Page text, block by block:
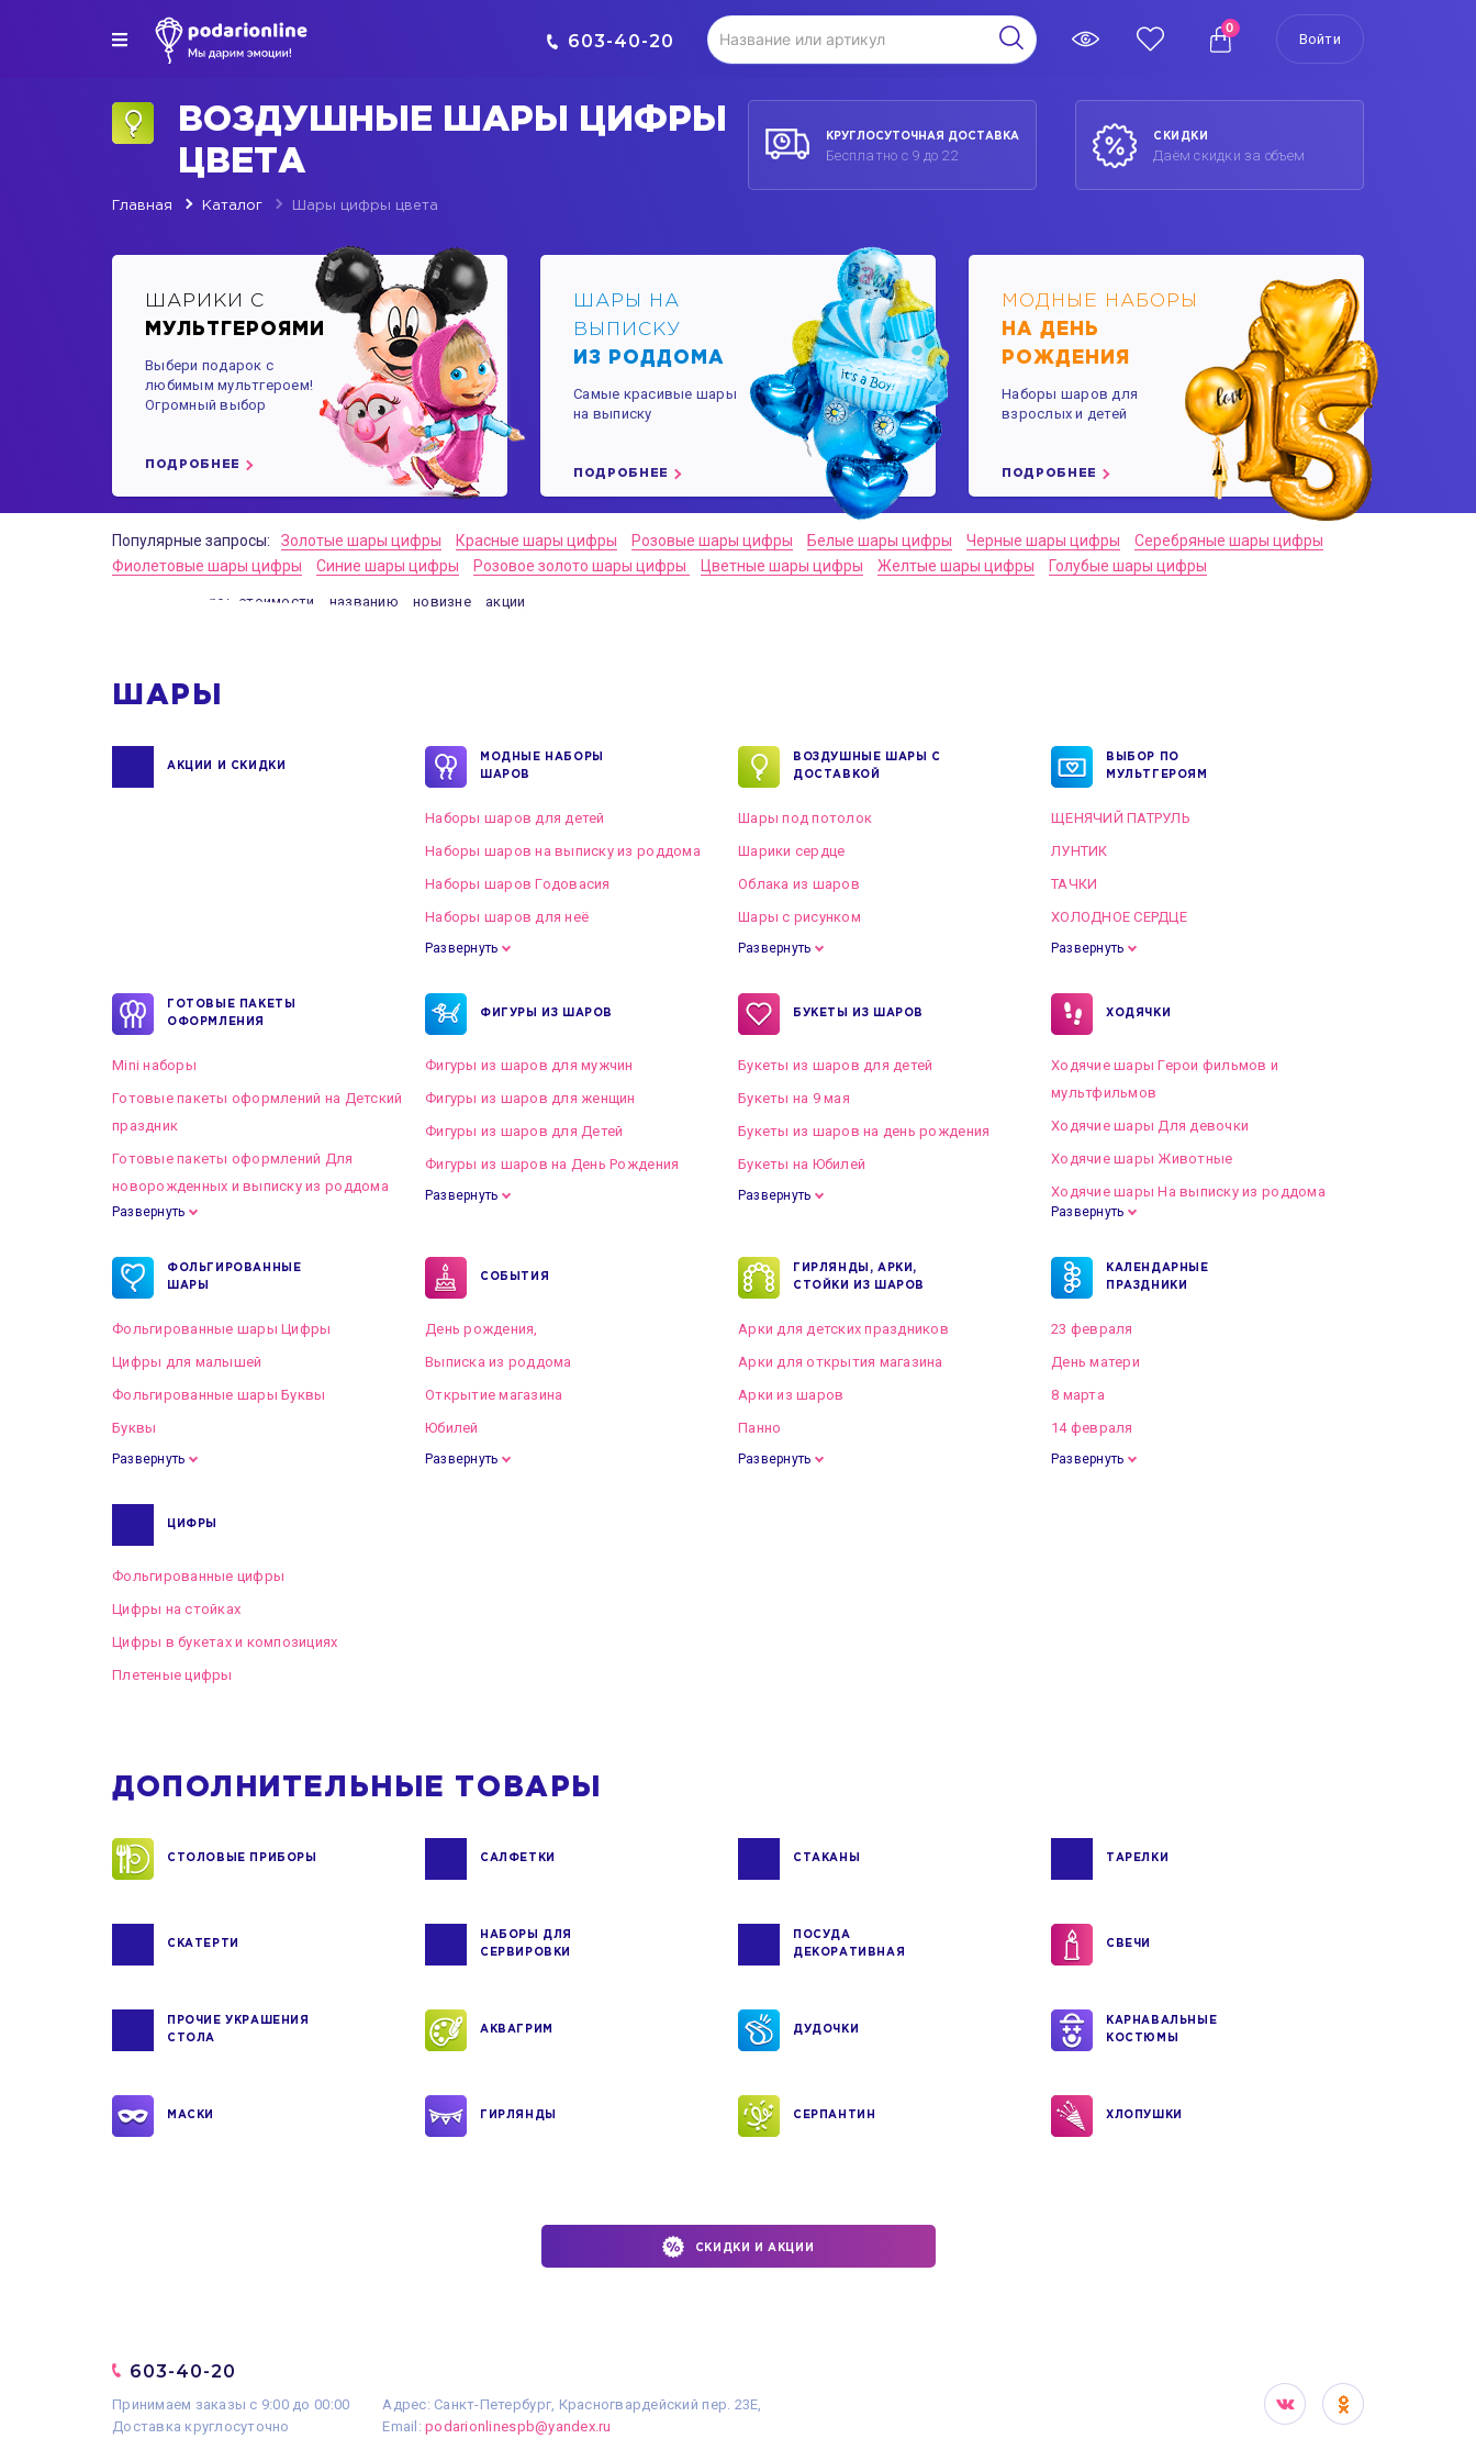
603-40-20
0
Войти
ВОЗДУШНЫЕ ШАРЫ ЦИФРЫ
ЦВЕТА
Главная Каталог Шары цифры цвета
КРУГЛОСУТОЧНАЯ ДОСТАВКА
Бесплатно с 9 до 22
СКИДКИ
Даём скидки за объем
ШАРИКИ С
МУЛЬТГЕРОЯМИ
Выбери подарок с
любимым мультгероем!
Огромный выбор
ПОДРОБНЕЕ
ШАРЫ НА
ВЫПИСКУ
ИЗ РОДДОМА
Самые красивые шары
на выписку
ПОДРОБНЕЕ
МОДНЫЕ НАБОРЫ
НА ДЕНЬ
РОЖДЕНИЯ
Наборы шаров для
взрослых и детей
ПОДРОБНЕЕ
Популярные запросы: Золотые шары цифры Красные шары цифры Розовые шары цифры Белые шары цифры Черные шары цифры
Серебряные шары цифры
Фиолетовые шары цифры
Синие шары цифры Розовое золото шары цифры Цветные шары цифры Желтые шары цифры Голубые шары цифры
Сортировать по: стоимости названию новизне акции
ШАРЫ
АКЦИИ И СКИДКИ
МОДНЫЕ НАБОРЫ
ШАРОВ
Наборы шаров для детей
Наборы шаров на выписку из роддома
Наборы шаров Годовасия
Наборы шаров для неё
Развернуть
ВОЗДУШНЫЕ ШАРЫ С
ДОСТАВКОЙ
Шары под потолок
Шарики сердце
Облака из шаров
Шары с рисунком
Развернуть
ВЫБОР ПО
МУЛЬТГЕРОЯМ
ЩЕНЯЧИЙ ПАТРУЛЬ
ЛУНТИК
ТАЧКИ
ХОЛОДНОЕ СЕРДЦЕ
Развернуть
ГОТОВЫЕ ПАКЕТЫ
ОФОРМЛЕНИЯ
Mini наборы
Готовые пакеты оформлений на Детский
праздник
Готовые пакеты оформлений Для
новорожденных и выписку из роддома
Готовые пакеты оформлений на Свадьбу
Развернуть
ФИГУРЫ ИЗ ШАРОВ
Фигуры из шаров для мужчин
Фигуры из шаров для женщин
Фигуры из шаров для Детей
Фигуры из шаров на День Рождения
Развернуть
БУКЕТЫ ИЗ ШАРОВ
Букеты из шаров для детей
Букеты на 9 мая
Букеты из шаров на день рождения
Букеты на Юбилей
Развернуть
ХОДЯЧКИ
Ходячие шары Герои фильмов и
мультфильмов
Ходячие шары Для девочки
Ходячие шары Животные
Ходячие шары На выписку из роддома
Развернуть
ФОЛЬГИРОВАННЫЕ
ШАРЫ
Фольгированные шары Цифры
Цифры для малышей
Фольгированные шары Буквы
Буквы
Развернуть
СОБЫТИЯ
День рождения,
Выписка из роддома
Открытие магазина
Юбилей
Развернуть
ГИРЛЯНДЫ, АРКИ,
СТОЙКИ ИЗ ШАРОВ
Арки для детских праздников
Арки для открытия магазина
Арки из шаров
Панно
Развернуть
КАЛЕНДАРНЫЕ
ПРАЗДНИКИ
23 февраля
День матери
8 марта
14 февраля
Развернуть
ЦИФРЫ
Фольгированные цифры
Цифры на стойках
Цифры в букетах и композициях
Плетеные цифры
ДОПОЛНИТЕЛЬНЫЕ ТОВАРЫ
СТОЛОВЫЕ ПРИБОРЫ САЛФЕТКИ СТАКАНЫ ТАРЕЛКИ
СКАТЕРТИ
НАБОРЫ ДЛЯ
СЕРВИРОВКИ
ПОСУДА
ДЕКОРАТИВНАЯ
СВЕЧИ
ПРОЧИЕ УКРАШЕНИЯ
СТОЛА
АКВАГРИМ ДУДОЧКИ
КАРНАВАЛЬНЫЕ
КОСТЮМЫ
МАСКИ ГИРЛЯНДЫ СЕРПАНТИН ХЛОПУШКИ
СКИДКИ И АКЦИИ
603-40-20
Принимаем заказы с 9:00 до 00:00
Доставка круглосуточно
Адрес: Санкт-Петербург, Красногвардейский пер. 23Е,
Email:podarionlinespb@yandex.ru